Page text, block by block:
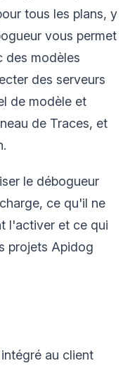
tous les plans, y
vous permet
des modèles
des serveurs
de modèle et
de Traces, et
le débogueur
ce qu'il ne
l'activer et ce qui
projets Apidog
au client